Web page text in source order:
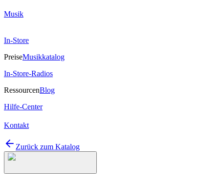
Musik
In-Store
PreiseMusikkatalog
In-Store-Radios
RessourcenBlog
Hilfe-Center
Kontakt
Zurück zum Katalog